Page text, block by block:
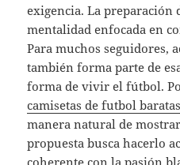
exigencia. La
mentalidad enfocada en
Para muchos seguidores,
también forma parte de
forma de vivir el fútbol.
camisetas de futbol baratas
manera natural de
propuesta busca hacerlo
coherente con la pasión